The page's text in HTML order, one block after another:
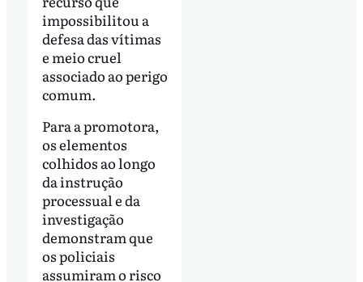
impossibilitou a
defesa das vítimas
e meio cruel
associado ao perigo
comum.
Para a promotora,
os elementos
colhidos ao longo
da instrução
processual e da
investigação
demonstram que
os policiais
assumiram o risco